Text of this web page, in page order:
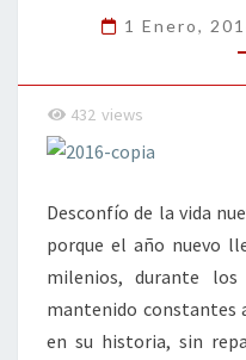
1 Enero,
432 views
Desconfío de la vida
porque el año nuevo
milenios, durante
mantenido constantes
en su historia, sin